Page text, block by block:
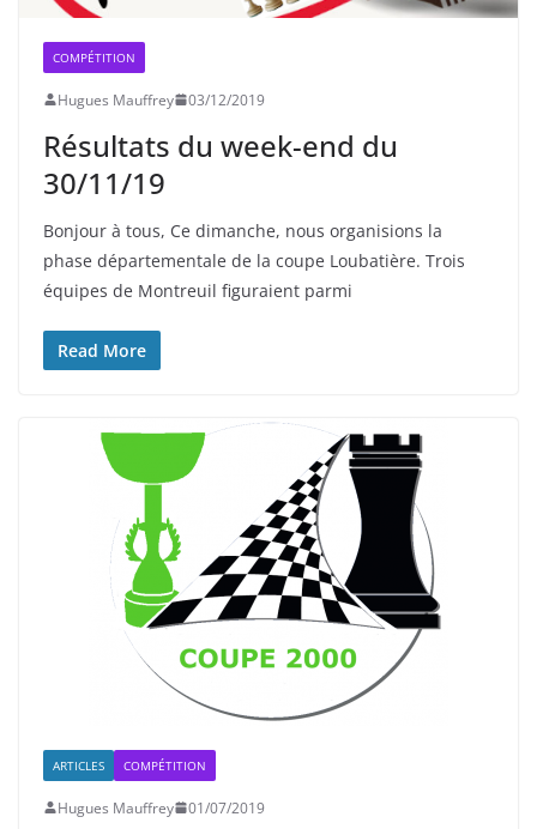
COMPÉTITION
Hugues Mauffrey 03/12/2019
Résultats du week-end du
30/11/19
Bonjour à tous, Ce dimanche, nous organisions la
phase départementale de la coupe Loubatière. Trois
équipes de Montreuil figuraient parmi
Read More
ARTICLES COMPÉTITION
Hugues Mauffrey 01/07/2019